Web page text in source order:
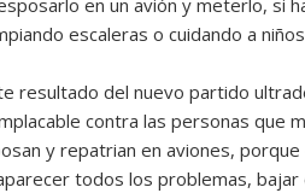
escaleras o cuidando a
resultado del nuevo partido
contra las personas que
y repatrian en aviones,
todos los problemas,